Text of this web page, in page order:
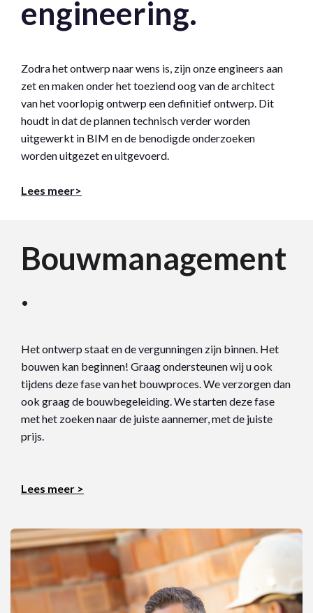
engineering.
Zodra het ontwerp naar wens is, zijn onze engineers aan
zet en maken onder het toeziend oog van de architect
van het voorlopig ontwerp een definitief ontwerp. Dit
houdt in dat de plannen technisch verder worden
uitgewerkt in BIM en de benodigde onderzoeken
worden uitgezet en uitgevoerd.
Lees meer>
Bouwmanagement
.
Het ontwerp staat en de vergunningen zijn binnen. Het
bouwen kan beginnen! Graag ondersteunen wij u ook
tijdens deze fase van het bouwproces. We verzorgen dan
ook graag de bouwbegeleiding. We starten deze fase
met het zoeken naar de juiste aannemer, met de juiste
prijs.
Lees meer >